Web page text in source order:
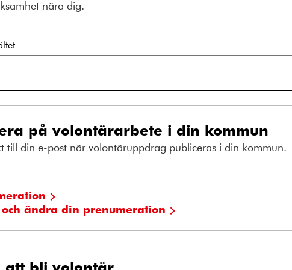
nära dig.
på volontärarbete i din kommun
till din e-post när volontäruppdrag publiceras i din kommun.
ändra din prenumeration